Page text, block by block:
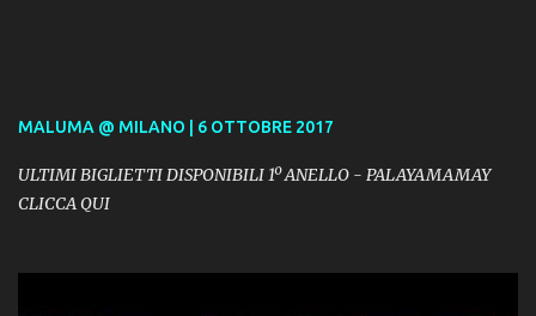
MALUMA @ MILANO | 6 OTTOBRE 2017
ULTIMI BIGLIETTI DISPONIBILI 1º ANELLO - PALAYAMAMAY
CLICCA QUI